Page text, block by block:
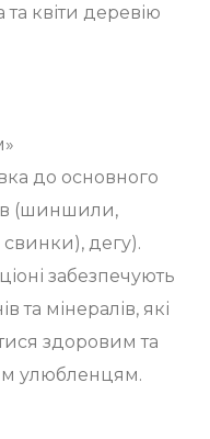
квіти деревію
до основного
(шиншили,
дегу).
забезпечують
та мінералів, які
здоровим та
улюбленцям.